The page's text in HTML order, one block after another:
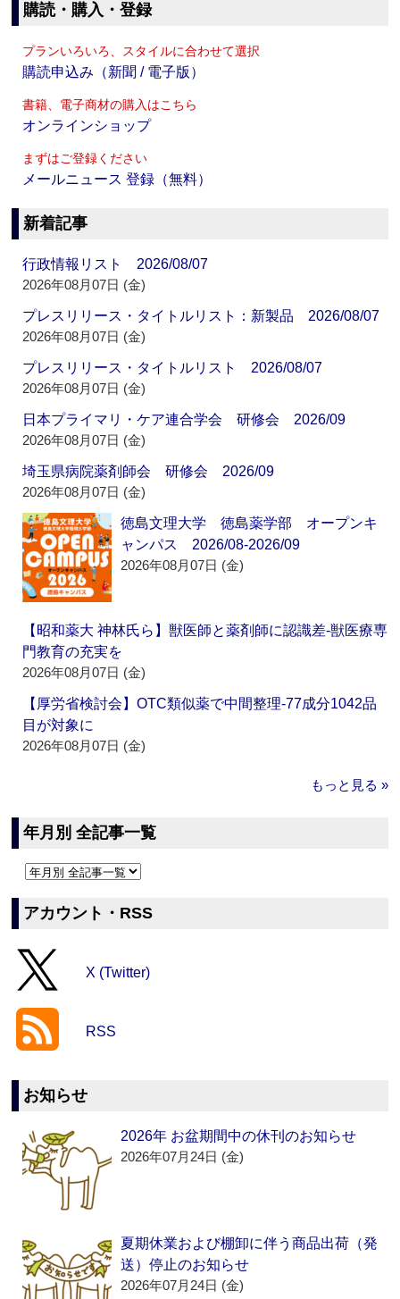
購読・購入・登録
プランいろいろ、スタイルに合わせて選択
購読申込み（新聞 / 電子版）
書籍、電子商材の購入はこちら
オンラインショップ
まずはご登録ください
メールニュース 登録（無料）
新着記事
行政情報リスト 2026/08/07
2026年08月07日 (金)
プレスリリース・タイトルリスト：新製品 2026/08/07
2026年08月07日 (金)
プレスリリース・タイトルリスト 2026/08/07
2026年08月07日 (金)
日本プライマリ・ケア連合学会 研修会 2026/09
2026年08月07日 (金)
埼玉県病院薬剤師会 研修会 2026/09
2026年08月07日 (金)
徳島文理大学 徳島薬学部 オープンキ
ャンパス 2026/08-2026/09
2026年08月07日 (金)
【昭和薬大 神林氏ら】獣医師と薬剤師に認識差‐獣医療専
門教育の充実を
2026年08月07日 (金)
【厚労省検討会】OTC類似薬で中間整理‐77成分1042品
目が対象に
2026年08月07日 (金)
もっと見る »
年月別 全記事一覧
アカウント・RSS
X (Twitter)
RSS
お知らせ
2026年 お盆期間中の休刊のお知らせ
2026年07月24日 (金)
夏期休業および棚卸に伴う商品出荷（発
送）停止のお知らせ
2026年07月24日 (金)